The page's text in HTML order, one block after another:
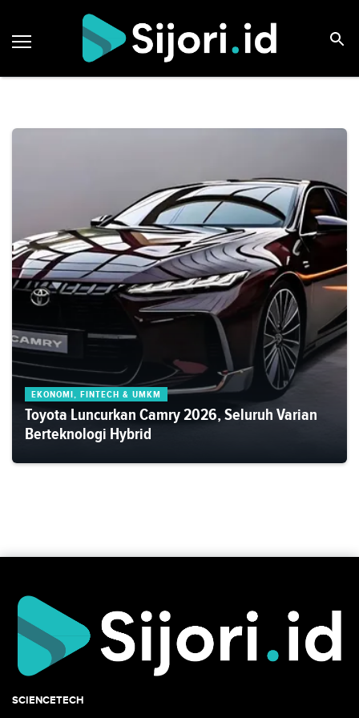
EKONOMI, FINTECH & UMKM
Toyota Luncurkan Camry 2026, Seluruh Varian
Berteknologi Hybrid
SCIENCETECH